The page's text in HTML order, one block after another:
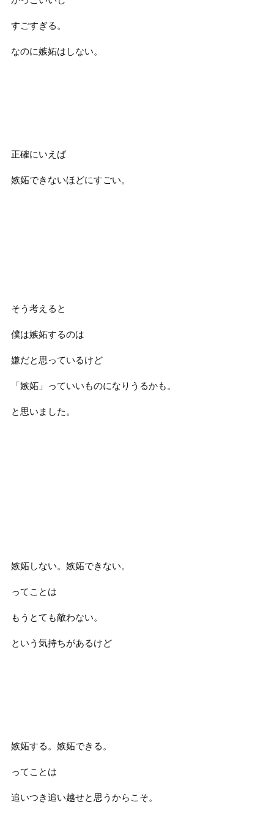
すごすぎる。
なのに嫉妬はしない。
正確にいえば
嫉妬できないほどにすごい。
そう考えると
僕は嫉妬するのは
嫌だと思っているけど
「嫉妬」っていいものになりうるかも。
と思いました。
嫉妬しない。嫉妬できない。
ってことは
もうとても敵わない。
という気持ちがあるけど
嫉妬する。嫉妬できる。
ってことは
追いつき追い越せと思うからこそ。